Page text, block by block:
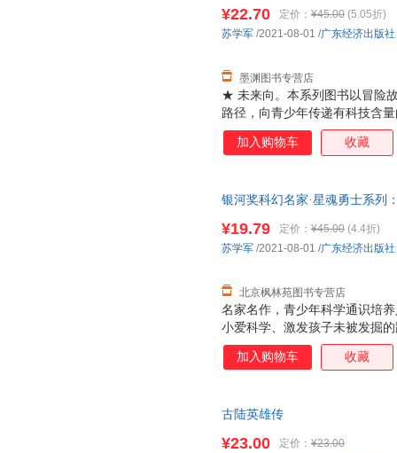
★ 未来向。本系列图书以冒险
路径，向青少年传递有科技含
话题向，紧贴国家战略发展方
际远航到人工智能，从星际战
¥22.70 定价： ¥45.00 (5.05折)
墨渊图书专营店
苏学军 /2021-08-01 /广东经济出版社
加入购物车 收藏
银河奖科幻名家·星魂勇士系列
准。（书名没写全多少册的均
名家名作，青少年科学通识培
小爱科学、激发孩子未被发掘
的有机结合，让孩子深入感受
科学精神青少年求知的方向 激
河奖科幻大咖真诚推荐，知名
¥19.79 定价： ¥45.00 (4.4折)
北京枫林苑图书专营店
苏学军 /2021-08-01 /广东经济出版社
加入购物车 收藏
古陆英雄传
¥23.00 定价： ¥23.00